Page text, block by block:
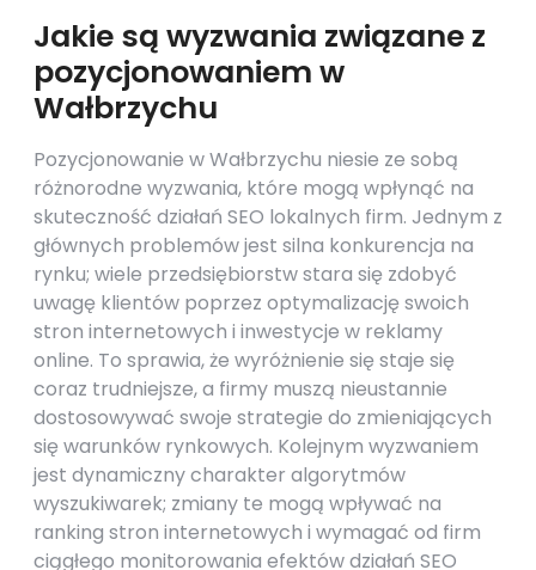
Jakie są wyzwania związane z
pozycjonowaniem w
Wałbrzychu
Pozycjonowanie w Wałbrzychu niesie ze sobą
różnorodne wyzwania, które mogą wpłynąć na
skuteczność działań SEO lokalnych firm. Jednym z
głównych problemów jest silna konkurencja na
rynku; wiele przedsiębiorstw stara się zdobyć
uwagę klientów poprzez optymalizację swoich
stron internetowych i inwestycje w reklamy
online. To sprawia, że wyróżnienie się staje się
coraz trudniejsze, a firmy muszą nieustannie
dostosowywać swoje strategie do zmieniających
się warunków rynkowych. Kolejnym wyzwaniem
jest dynamiczny charakter algorytmów
wyszukiwarek; zmiany te mogą wpływać na
ranking stron internetowych i wymagać od firm
ciągłego monitorowania efektów działań SEO